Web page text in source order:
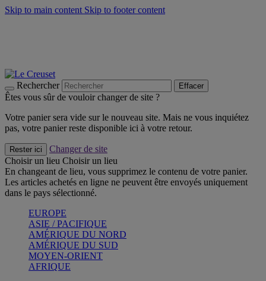
Skip to main content Skip to footer content
Rechercher Effacer
Êtes vous sûr de vouloir changer de site ?
Votre panier sera vide sur le nouveau site. Mais ne vous inquiétez
pas, votre panier reste disponible ici à votre retour.
Rester ici
Changer de site
Choisir un lieu Choisir un lieu
En changeant de lieu, vous supprimez le contenu de votre panier.
Les articles achetés en ligne ne peuvent être envoyés uniquement
dans le pays sélectionné.
EUROPE
ASIE / PACIFIQUE
AMÉRIQUE DU NORD
AMÉRIQUE DU SUD
MOYEN-ORIENT
AFRIQUE